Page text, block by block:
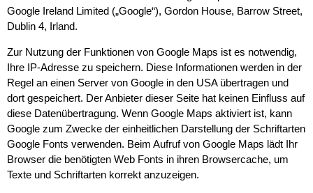
Google Ireland Limited („Google“), Gordon House, Barrow Street,
Dublin 4, Irland.
Zur Nutzung der Funktionen von Google Maps ist es notwendig,
Ihre IP-Adresse zu speichern. Diese Informationen werden in der
Regel an einen Server von Google in den USA übertragen und
dort gespeichert. Der Anbieter dieser Seite hat keinen Einfluss auf
diese Datenübertragung. Wenn Google Maps aktiviert ist, kann
Google zum Zwecke der einheitlichen Darstellung der Schriftarten
Google Fonts verwenden. Beim Aufruf von Google Maps lädt Ihr
Browser die benötigten Web Fonts in ihren Browsercache, um
Texte und Schriftarten korrekt anzuzeigen.